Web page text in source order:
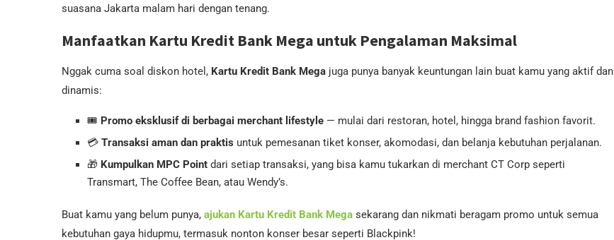
suasana Jakarta malam hari dengan tenang.
Manfaatkan Kartu Kredit Bank Mega untuk Pengalaman Maksimal
Nggak cuma soal diskon hotel, Kartu Kredit Bank Mega juga punya banyak keuntungan lain buat kamu yang aktif dan
dinamis:
🎟️ Promo eksklusif di berbagai merchant lifestyle — mulai dari restoran, hotel, hingga brand fashion favorit.
💳 Transaksi aman dan praktis untuk pemesanan tiket konser, akomodasi, dan belanja kebutuhan perjalanan.
🎁 Kumpulkan MPC Point dari setiap transaksi, yang bisa kamu tukarkan di merchant CT Corp seperti
Transmart, The Coffee Bean, atau Wendy’s.
Buat kamu yang belum punya, ajukan Kartu Kredit Bank Mega sekarang dan nikmati beragam promo untuk semua
kebutuhan gaya hidupmu, termasuk nonton konser besar seperti Blackpink!